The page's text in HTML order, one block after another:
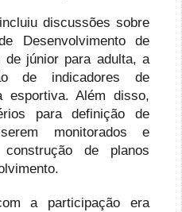
discussões sobre
Desenvolvimento de
júnior para adulta, a
de indicadores de
esportiva. Além disso,
para definição de
monitorados e
de planos
a participação era